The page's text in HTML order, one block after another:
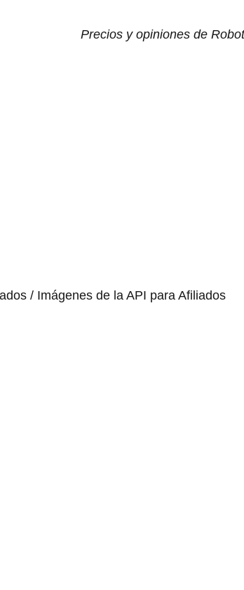
Precios y opiniones de
/ Imágenes de la API para Afiliados